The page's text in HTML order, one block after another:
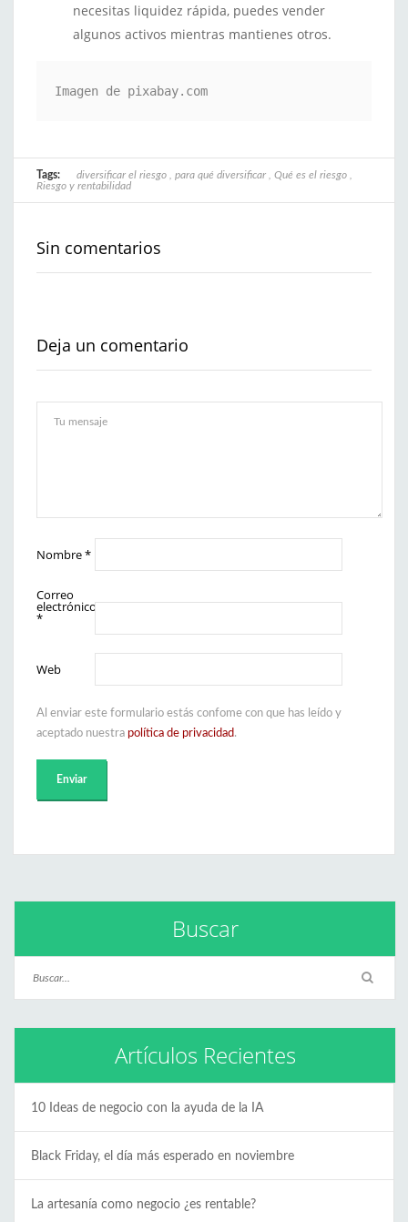
necesitas liquidez rápida, puedes vender
algunos activos mientras mantienes otros.
Imagen de pixabay.com
Tags: diversificar el riesgo para qué diversificar Qué es el riesgo
Riesgo y rentabilidad
Sin comentarios
Deja un comentario
Nombre*
Correo
electrónico
*
Web
Al enviar este formulario estás confome con que has leído y
aceptado nuestra política de privacidad.
Buscar
Artículos Recientes
10 Ideas de negocio con la ayuda de la IA
Black Friday, el día más esperado en noviembre
La artesanía como negocio ¿es rentable?